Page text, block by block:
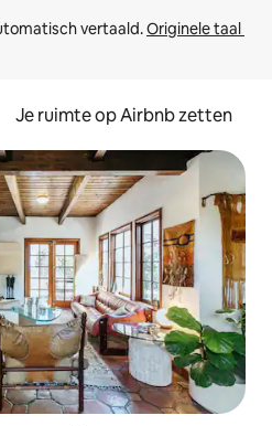
vertaald. Originele taal
Je ruimte op Airbnb zetten